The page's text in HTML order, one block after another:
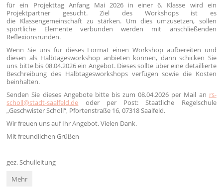
für ein Projekttag Anfang Mai 2026 in einer 6. Klasse wird ein
Projektpartner gesucht. Ziel des Workshops ist es
die Klassengemeinschaft zu stärken. Um dies umzusetzen, sollen
sportliche Elemente verbunden werden mit anschließenden
Reflexionsrunden.
Wenn Sie uns für dieses Format einen Workshop aufbereiten und
diesen als Halbtagesworkshop anbieten können, dann schicken Sie
uns bitte bis 08.04.2026 ein Angebot. Dieses sollte über eine detaillierte
Beschreibung des Halbtagesworkshops verfügen sowie die Kosten
beinhalten.
Senden Sie dieses Angebote bitte bis zum 08.04.2026 per Mail an rs-
scholl@stadt-saalfeld.de oder per Post: Staatliche Regelschule
„Geschwister Scholl“, Pfortenstraße 16, 07318 Saalfeld.
Wir freuen uns auf Ihr Angebot. Vielen Dank.
Mit freundlichen Grüßen
gez. Schulleitung
Ausschreibung
Mehr